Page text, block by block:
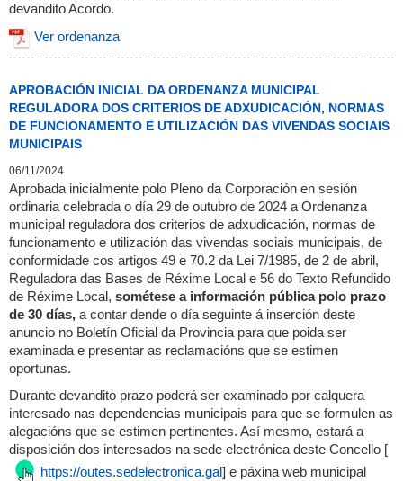
devandito Acordo.
Ver ordenanza
APROBACIÓN INICIAL DA ORDENANZA MUNICIPAL
REGULADORA DOS CRITERIOS DE ADXUDICACIÓN, NORMAS
DE FUNCIONAMENTO E UTILIZACIÓN DAS VIVENDAS SOCIAIS
MUNICIPAIS
06/11/2024
Aprobada inicialmente polo Pleno da Corporación en sesión
ordinaria celebrada o día 29 de outubro de 2024 a Ordenanza
municipal reguladora dos criterios de adxudicación, normas de
funcionamento e utilización das vivendas sociais municipais, de
conformidade cos artigos 49 e 70.2 da Lei 7/1985, de 2 de abril,
Reguladora das Bases de Réxime Local e 56 do Texto Refundido
de Réxime Local, sométese a información pública polo prazo
de 30 días, a contar dende o día seguinte á inserción deste
anuncio no Boletín Oficial da Provincia para que poida ser
examinada e presentar as reclamacións que se estimen
oportunas.
Durante devandito prazo poderá ser examinado por calquera
interesado nas dependencias municipais para que se formulen as
alegacións que se estimen pertinentes. Así mesmo, estará a
disposición dos interesados na sede electrónica deste Concello [
https://outes.sedelectronica.gal] e páxina web municipal